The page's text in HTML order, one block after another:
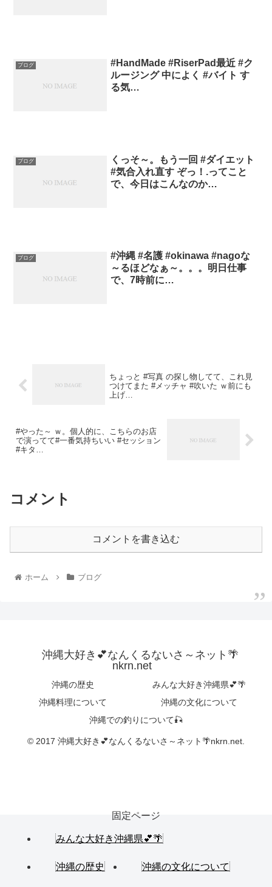
ブログ
#HandMade #RiserPad最近 #ク
ルージング 中によく #バイト す
る気…
ブログ
くっそ～。もう一回 #ダイエット
#気合入れ直す ぞっ！.ってこと
で、今日はこんなのか…
ブログ
#沖縄 #名護 #okinawa #nagoな
～るほどなぁ～。。。明日仕事
で、7時前に…
ちょっと #写真 の探し物してて、これ見
つけてまた #メッチャ #吹いた ｗ前にも
上げ…
#やった～ ｗ。個人的に、こちらのお店
で演ってて#一番気持ちいい #セッション
#キタ…
コメント
コメントを書き込む
ホーム ブログ
沖縄大好き💕なんくるないさ～ネット🌴
nkrn.net
沖縄の歴史
みんな大好き沖縄県💕🌴
沖縄料理について
沖縄の文化について
沖縄での釣りについて🎣
© 2017 沖縄大好き💕なんくるないさ～ネット🌴nkrn.net.
固定ページ
みんな大好き沖縄県💕🌴
沖縄の歴史 沖縄の文化について